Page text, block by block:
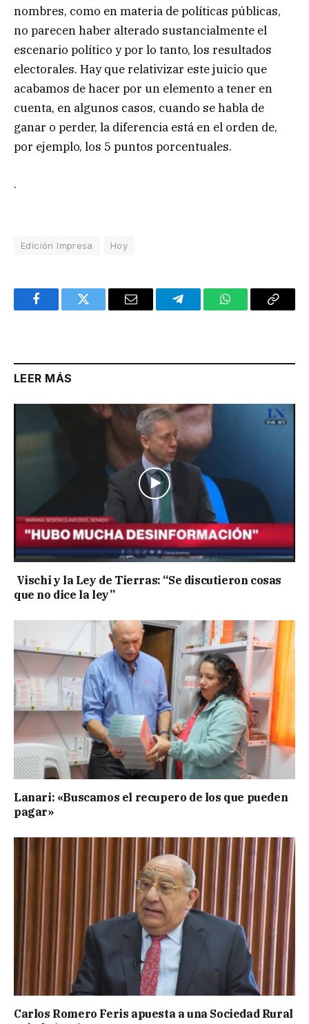
nombres, como en materia de políticas públicas,
no parecen haber alterado sustancialmente el
escenario político y por lo tanto, los resultados
electorales. Hay que relativizar este juicio que
acabamos de hacer por un elemento a tener en
cuenta, en algunos casos, cuando se habla de
ganar o perder, la diferencia está en el orden de,
por ejemplo, los 5 puntos porcentuales.
.
Edición Impresa Hoy
FacebookTwitter Email TelegramWhatsAppCopy
LEER MÁS
Vischi y la Ley de Tierras: “Se discutieron cosas
que no dice la ley”
Lanari: «Buscamos el recupero de los que pueden
pagar»
Carlos Romero Feris apuesta a una Sociedad Rural